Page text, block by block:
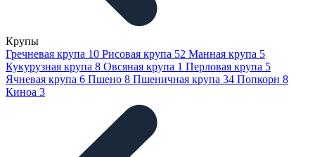
Крупы
Гречневая крупа 10 Рисовая крупа 52 Манная крупа 5
Кукурузная крупа 8 Овсяная крупа 1 Перловая крупа 5
Ячневая крупа 6 Пшено 8 Пшеничная крупа 34 Попкорн 8
Киноа 3